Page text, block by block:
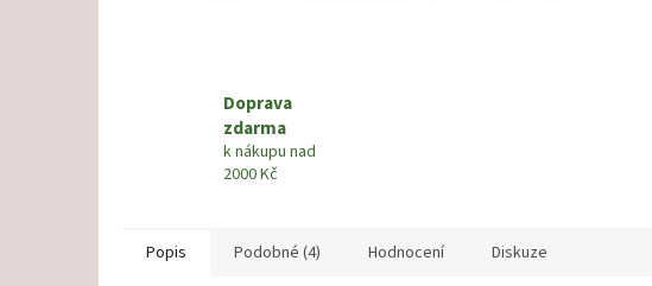
Doprava
zdarma
k nákupu nad
2000 Kč
Popis Podobné (4) Hodnocení Diskuze